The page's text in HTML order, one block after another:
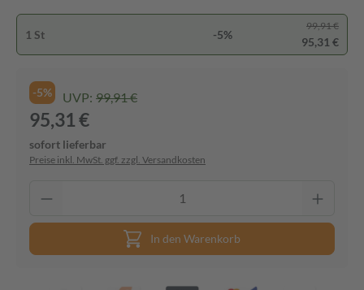
1 St -5%
99,91 €
95,31 €
-5% UVP: 99,91 €
95,31 €
sofort lieferbar
Preise inkl. MwSt. ggf. zzgl. Versandkosten
In den Warenkorb